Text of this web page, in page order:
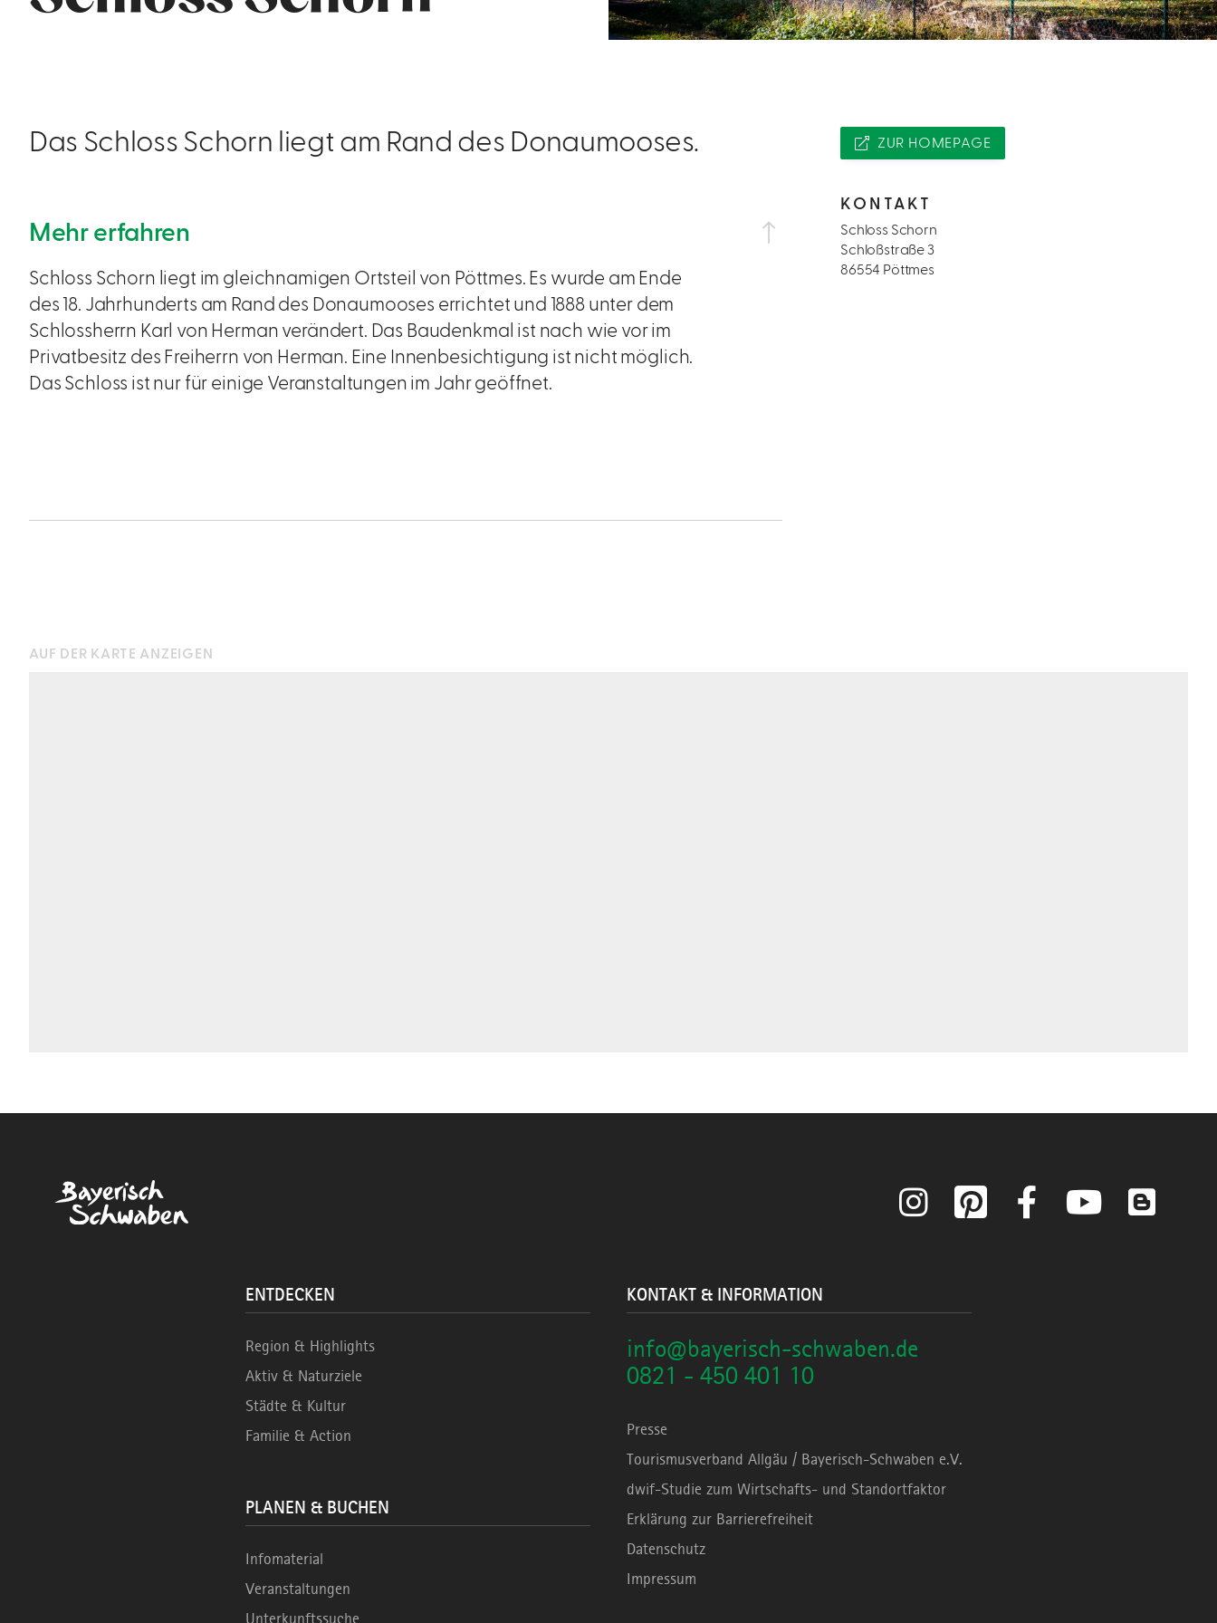
Das Schloss Schorn liegt am Rand des Donaumooses.
Mehr erfahren
Schloss Schorn liegt im gleichnamigen Ortsteil von Pöttmes. Es wurde am Ende
des 18. Jahrhunderts am Rand des Donaumooses errichtet und 1888 unter dem
Schlossherrn Karl von Herman verändert. Das Baudenkmal ist nach wie vor im
Privatbesitz des Freiherrn von Herman. Eine Innenbesichtigung ist nicht möglich.
Das Schloss ist nur für einige Veranstaltungen im Jahr geöffnet.
ZUR HOMEPAGE
KONTAKT
Schloss Schorn
Schloßstraße 3
86554 Pöttmes
AUF DER KARTE ANZEIGEN
Instagram Pinterest Facebook YouTube
ENTDECKEN
Region & Highlights
Aktiv & Naturziele
Städte & Kultur
Familie & Action
PLANEN & BUCHEN
Infomaterial
Veranstaltungen
Unterkunftssuche
KONTAKT & INFORMATION
info@bayerisch-schwaben.de
0821 - 450 401 10
Presse
Tourismusverband Allgäu / Bayerisch-Schwaben e.V.
dwif-Studie zum Wirtschafts- und Standortfaktor
Erklärung zur Barrierefreiheit
Datenschutz
Impressum